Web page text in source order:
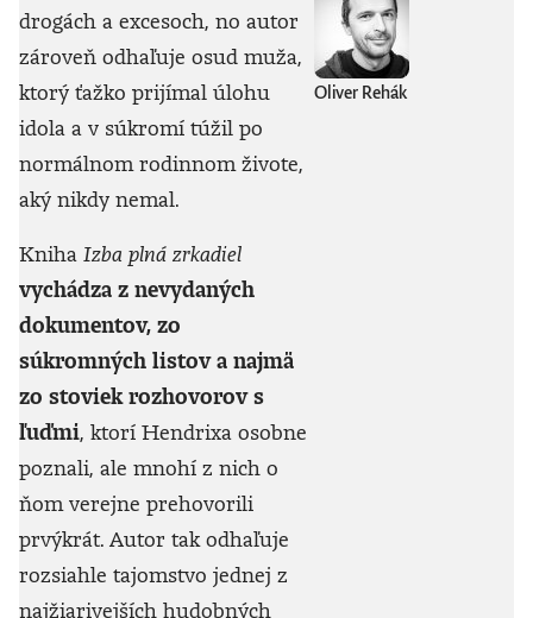
drogách a excesoch, no autor
zároveň odhaľuje osud muža,
ktorý ťažko prijímal úlohu
idola a v súkromí túžil po
normálnom rodinnom živote,
aký nikdy nemal.
Kniha Izba plná zrkadiel
vychádza z nevydaných
dokumentov, zo
súkromných listov a najmä
zo stoviek rozhovorov s
ľuďmi, ktorí Hendrixa osobne
poznali, ale mnohí z nich o
ňom verejne prehovorili
prvýkrát. Autor tak odhaľuje
rozsiahle tajomstvo jednej z
najžiarivejších hudobných
Oliver Rehák